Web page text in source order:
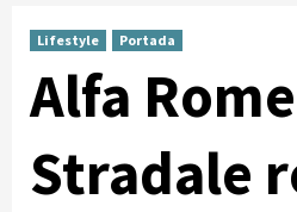
Lifestyle Portada
Alfa
Stradale